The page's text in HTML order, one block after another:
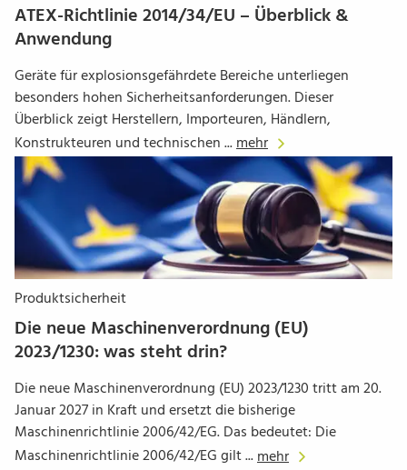
ATEX-Richtlinie 2014/34/EU – Überblick &
Anwendung
Geräte für explosionsgefährdete Bereiche unterliegen
besonders hohen Sicherheitsanforderungen. Dieser
Überblick zeigt Herstellern, Importeuren, Händlern,
Konstrukteuren und technischen ...mehr
Produktsicherheit
Die neue Maschinenverordnung (EU)
2023/1230: was steht drin?
Die neue Maschinenverordnung (EU) 2023/1230 tritt am 20.
Januar 2027 in Kraft und ersetzt die bisherige
Maschinenrichtlinie 2006/42/EG. Das bedeutet: Die
Maschinenrichtlinie 2006/42/EG gilt ...mehr